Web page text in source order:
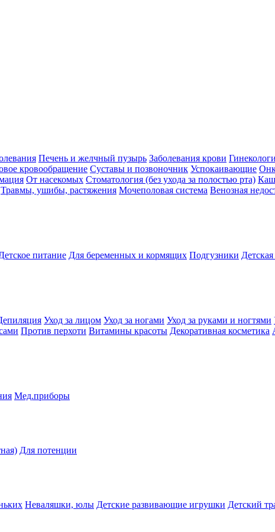
Печень и желчный пузырь Заболевания крови
кровообращение Суставы и позвоночник Успокаивающие
От насекомых Стоматология (без ухода за полостью рта)
Травмы, ушибы, растяжения Мочеполовая система Венозная
питание Для беременных и кормящих Подгузники
Уход за лицом Уход за ногами Уход за руками и ногтями
Против перхоти Витамины красоты Декоративная косметика
Мед.приборы
Для потенции
Неваляшки, юлы Детские развивающие игрушки Детский